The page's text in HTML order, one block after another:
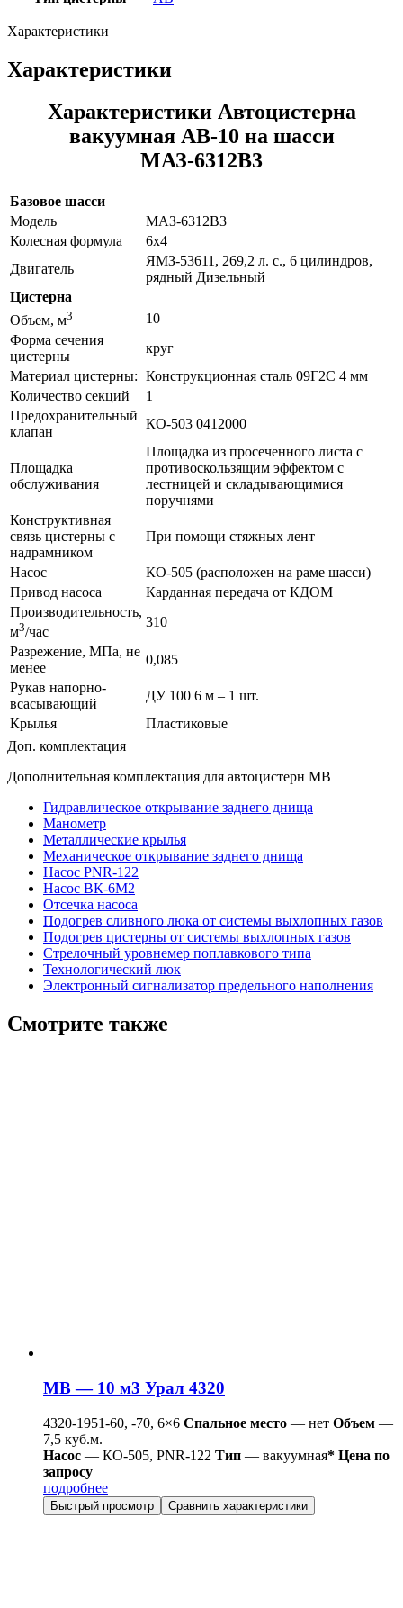
Характеристики
Характеристики
Характеристики Автоцистерна
вакуумная АВ-10 на шасси
МАЗ-6312В3
Базовое шасси
Модель
МАЗ-6312В3
Колесная формула
6х4
Двигатель
ЯМЗ-53611, 269,2 л. с., 6 цилиндров,
рядный Дизельный
Цистерна
Объем, м3
10
Форма сечения
цистерны
круг
Материал цистерны: Конструкционная сталь 09Г2С 4 мм
Количество секций
1
Предохранительный
клапан
КО-503 0412000
Площадка
обслуживания
Площадка из просеченного листа с
противоскользящим эффектом с
лестницей и складывающимися
поручнями
Конструктивная
связь цистерны с
надрамником
При помощи стяжных лент
Насос
КО-505 (расположен на раме шасси)
Привод насоса
Карданная передача от КДОМ
Производительность,
м3/час
310
Разрежение, МПа, не
менее
0,085
Рукав напорно-
всасывающий
ДУ 100 6 м – 1 шт.
Крылья
Пластиковые
Доп. комплектация
Дополнительная комплектация для автоцистерн МВ
Гидравлическое открывание заднего днища
Манометр
Металлические крылья
Механическое открывание заднего днища
Насос PNR-122
Насос ВК-6М2
Отсечка насоса
Подогрев сливного люка от системы выхлопных газов
Подогрев цистерны от системы выхлопных газов
Стрелочный уровнемер поплавкового типа
Технологический люк
Электронный сигнализатор предельного наполнения
Смотрите также
МВ — 10 м3 Урал 4320
4320-1951-60, -70, 6×6 Спальное место — нет Объем —
7,5 куб.м.
Насос — КО-505, PNR-122 Тип — вакуумная* Цена по
запросу
подробнее
Быстрый просмотр Сравнить характеристики